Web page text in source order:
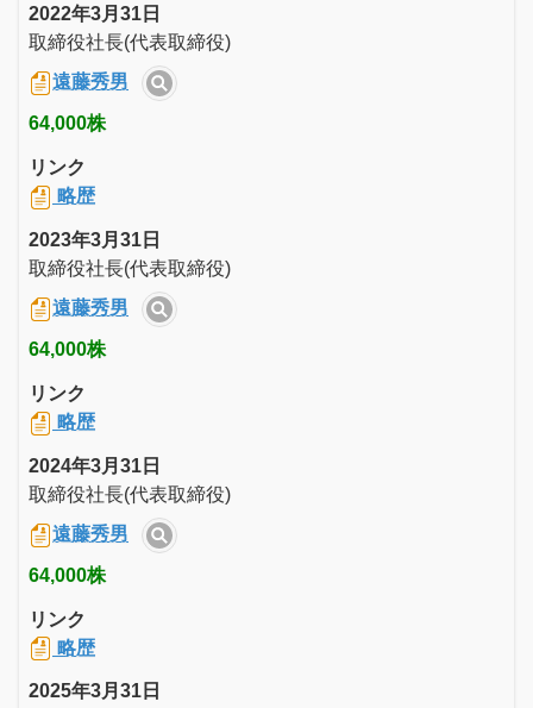
2022年3月31日
取締役社長(代表取締役)
遠藤秀男
64,000株
リンク
略歴
2023年3月31日
取締役社長(代表取締役)
遠藤秀男
64,000株
リンク
略歴
2024年3月31日
取締役社長(代表取締役)
遠藤秀男
64,000株
リンク
略歴
2025年3月31日